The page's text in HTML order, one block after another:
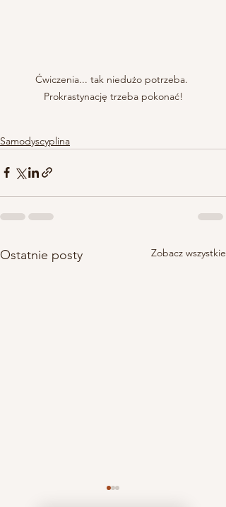
Ćwiczenia... tak niedużo potrzeba.
Prokrastynację trzeba pokonać!
Samodyscyplina
Ostatnie posty Zobacz wszystkie